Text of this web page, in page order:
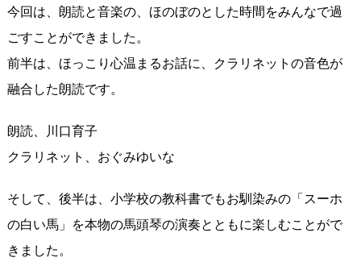
今回は、朗読と音楽の、ほのぼのとした時間をみんなで過
ごすことができました。
前半は、ほっこり心温まるお話に、クラリネットの音色が
融合した朗読です。
朗読、川口育子
クラリネット、おぐみゆいな
そして、後半は、小学校の教科書でもお馴染みの「スーホ
の白い馬」を本物の馬頭琴の演奏とともに楽しむことがで
きました。